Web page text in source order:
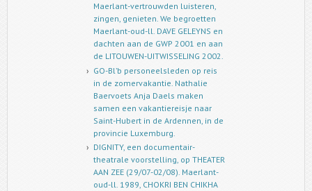
Maerlant-vertrouwden luisteren,
zingen, genieten. We begroetten
Maerlant-oud-ll. DAVE GELEYNS en
dachten aan de GWP 2001 en aan
de LITOUWEN-UITWISSELING 2002.
GO-Bl’b personeelsleden op reis
in de zomervakantie. Nathalie
Baervoets Anja Daels maken
samen een vakantiereisje naar
Saint-Hubert in de Ardennen, in de
provincie Luxemburg.
DIGNITY, een documentair-
theatrale voorstelling, op THEATER
AAN ZEE (29/07-02/08). Maerlant-
oud-ll. 1989, CHOKRI BEN CHIKHA